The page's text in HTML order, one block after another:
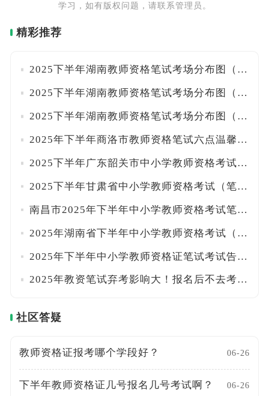
学习，如有版权问题，请联系管理员。
精彩推荐
2025下半年湖南教师资格笔试考场分布图（永州）
2025下半年湖南教师资格笔试考场分布图（郴州）
2025下半年湖南教师资格笔试考场分布图（怀化）
2025年下半年商洛市教师资格笔试六点温馨提示
2025下半年广东韶关市中小学教师资格考试笔试考前温馨提醒
2025下半年甘肃省中小学教师资格考试（笔试）考生温馨提示
南昌市2025年下半年中小学教师资格考试笔试温馨提示
2025年湖南省下半年中小学教师资格考试（笔试）考前公告
2025年下半年中小学教师资格证笔试考试告知书！
2025年教资笔试弃考影响大！报名后不去考试，会被这样处理！
社区答疑
教师资格证报考哪个学段好？ 06-26
下半年教师资格证几号报名几号考试啊？ 06-26